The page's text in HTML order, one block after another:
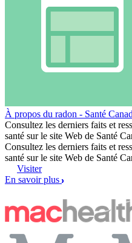
À propos du radon - Santé
Consultez les derniers faits et
santé sur le site Web de Santé
Consultez les derniers faits et
santé sur le site Web de Santé
Visiter
En savoir plus